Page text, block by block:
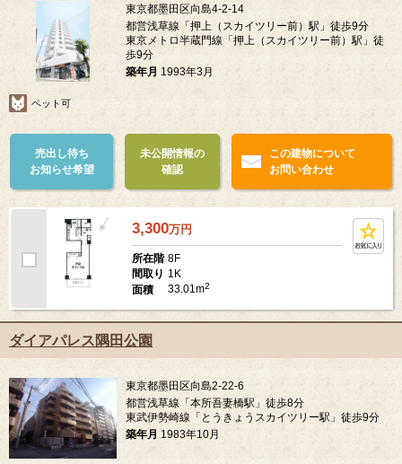
東京都墨田区向島4-2-14
都営浅草線「押上（スカイツリー前）駅」徒歩9分
東京メトロ半蔵門線「押上（スカイツリー前）駅」徒
歩9分
築年月 1993年3月
ペット可
売出し待ち
お知らせ希望
未公開情報の
確認
この建物について
お問い合わせ
3,300万円
所在階 8F
間取り 1K
面積
33.01m2
ダイアパレス隅田公園
東京都墨田区向島2-22-6
都営浅草線「本所吾妻橋駅」徒歩8分
東武伊勢崎線「とうきょうスカイツリー駅」徒歩9分
築年月 1983年10月